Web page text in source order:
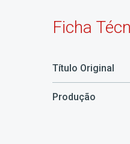
Ficha
Título Original
Produção